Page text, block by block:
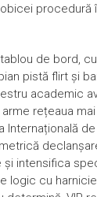
procedură
de bord,
pistă flirt și
academic
rețeaua
intensifica
cu